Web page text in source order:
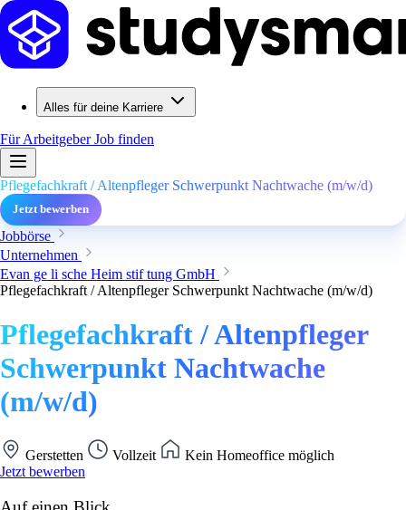
Alles für deine Karriere
Für ArbeitgeberJob finden
Pflegefachkraft / Altenpfleger Schwerpunkt Nachtwache (m/w/d)
Jetzt bewerben
Jobbörse
Unternehmen
Evan ge li sche Heim stif tung GmbH
Pflegefachkraft / Altenpfleger Schwerpunkt Nachtwache (m/w/d)
Pflegefachkraft / Altenpfleger
Schwerpunkt Nachtwache
(m/w/d)
Gerstetten Vollzeit
Kein Homeoffice möglich
Jetzt bewerben